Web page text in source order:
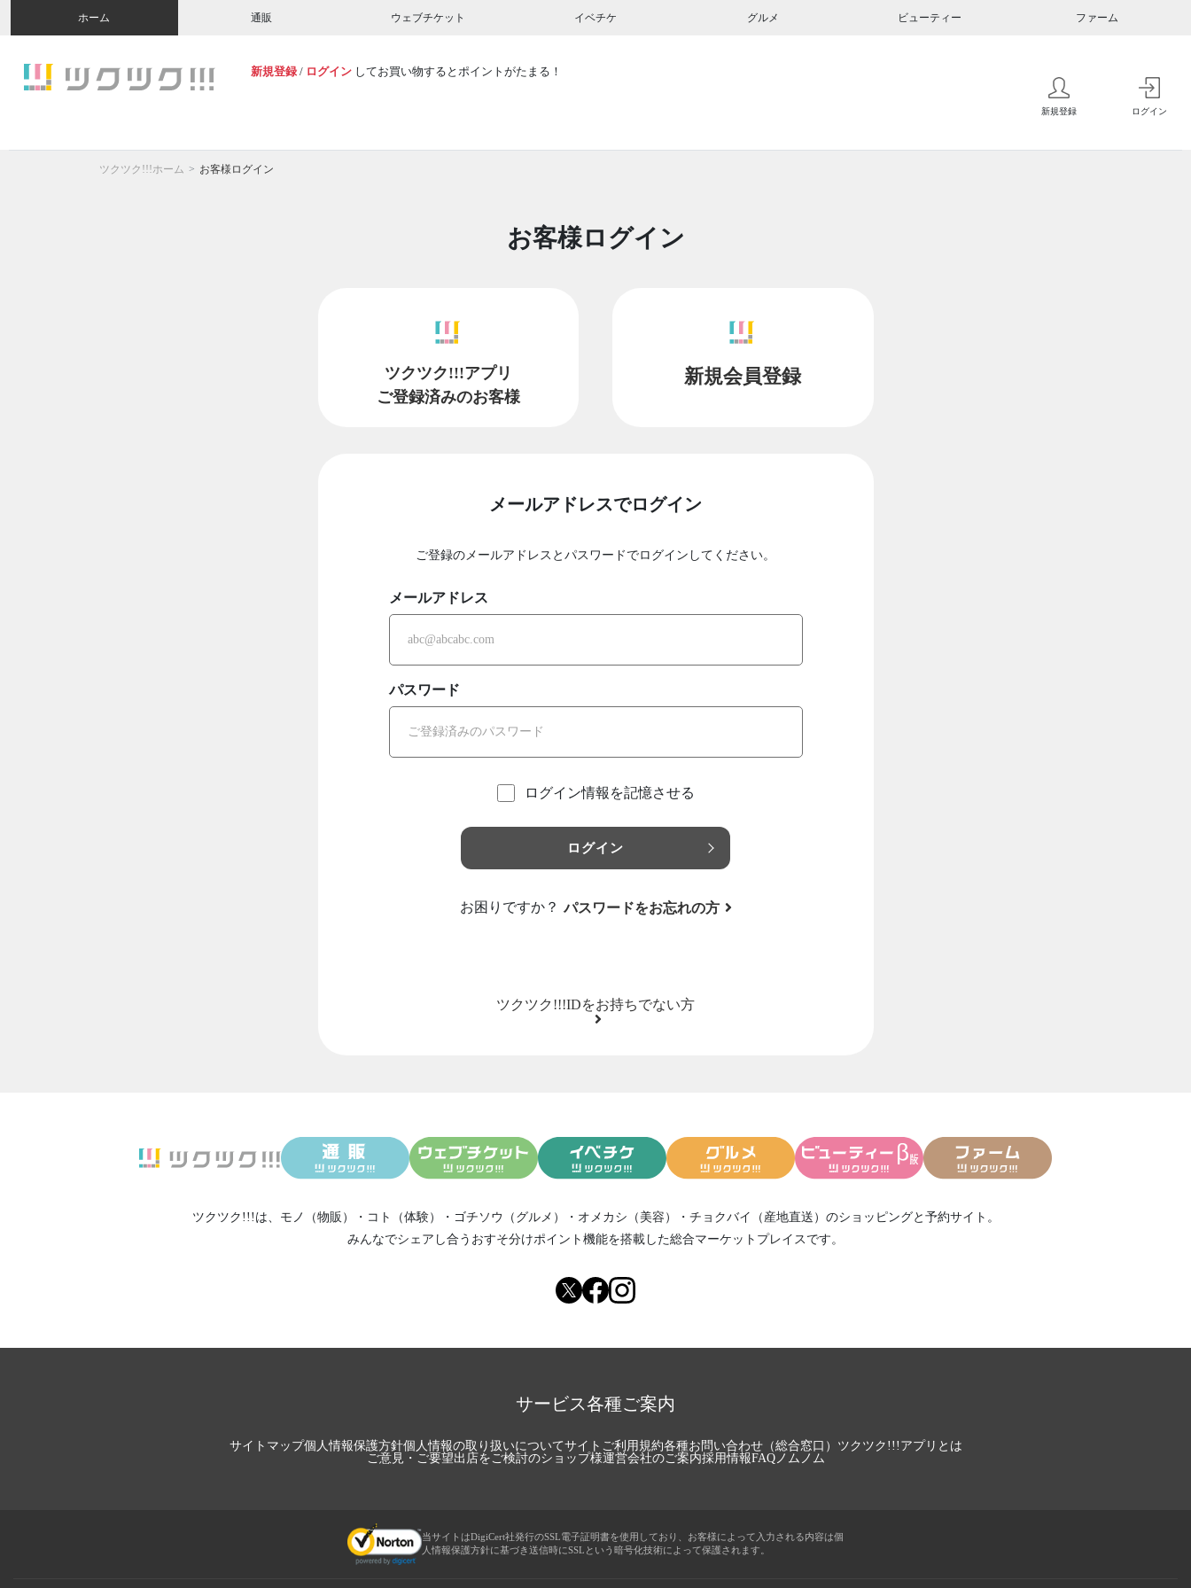
ホーム 通販 ウェブチケット イベチケ グルメ ビューティー ファーム
新規登録 / ログイン してお買い物するとポイントがたまる！
新規登録 ログイン
ツクツク!!!ホーム お客様ログイン
お客様ログイン
ツクツク!!!アプリ
ご登録済みのお客様
新規会員登録
メールアドレスでログイン
ご登録のメールアドレスとパスワードでログインしてください。
メールアドレス
パスワード
ログイン情報を記憶させる
ログイン
お困りですか？ パスワードをお忘れの方
ツクツク!!!IDをお持ちでない方
ツクツク!!!は、 モノ（物販） ・ コト（体験） ・ ゴチソウ（グルメ） ・ オメカシ（美容） ・ チョクバイ（産地直送） のショッピングと予約サイト。
みんなでシェアし合う おすそ分けポイント機能を搭載した総合マーケットプレイスです。
サービス各種ご案内
サイトマップ個人情報保護方針個人情報の取り扱いについてサイトご利用規約各種お問い合わせ（総合窓口） ツクツク!!!アプリとは
ご意見・ご要望出店をご検討のショップ様運営会社のご案内採用情報FAQノムノム
当サイトはDigiCert社発行のSSL電子証明書を使用しており、お客様によって入力される内容は個
人情報保護方針に基づき送信時にSSLという暗号化技術によって保護されます。